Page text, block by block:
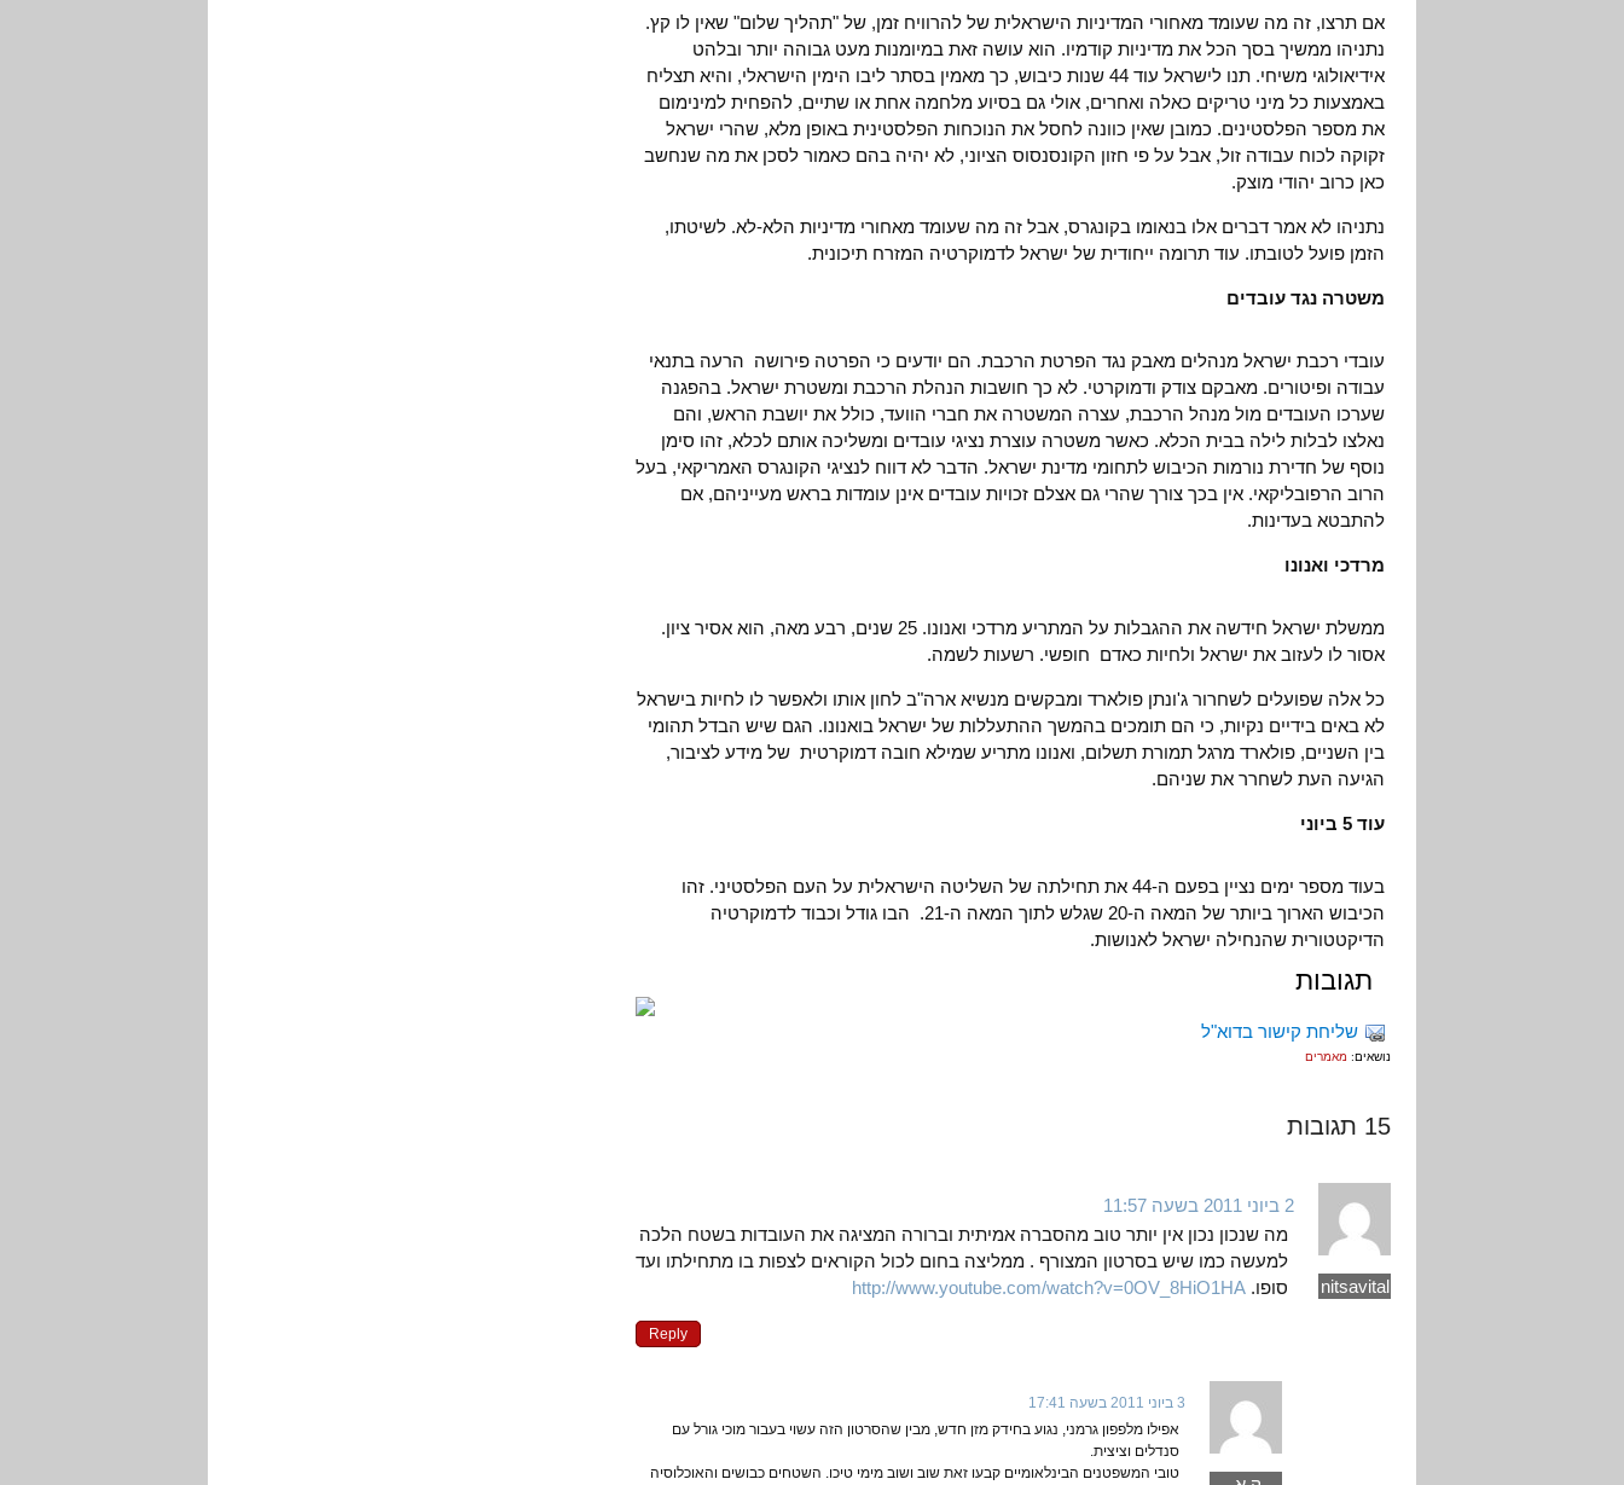
אם תרצו, זה מה שעומד מאחורי המדיניות הישראלית של להרוויח זמן, של "תהליך שלום" שאין לו קץ.
נתניהו ממשיך בסך הכל את מדיניות קודמיו. הוא עושה זאת במיומנות מעט גבוהה יותר ובלהט
אידיאולוגי משיחי. תנו לישראל עוד 44 שנות כיבוש, כך מאמין בסתר ליבו הימין הישראלי, והיא תצליח
באמצעות כל מיני טריקים כאלה ואחרים, אולי גם בסיוע מלחמה אחת או שתיים, להפחית למינימום
את מספר הפלסטינים. כמובן שאין כוונה לחסל את הנוכחות הפלסטינית באופן מלא, שהרי ישראל
זקוקה לכוח עבודה זול, אבל על פי חזון הקונסנסוס הציוני, לא יהיה בהם כאמור לסכן את מה שנחשב
כאן כרוב יהודי מוצק.
נתניהו לא אמר דברים אלו בנאומו בקונגרס, אבל זה מה שעומד מאחורי מדיניות הלא-לא. לשיטתו,
הזמן פועל לטובתו. עוד תרומה ייחודית של ישראל לדמוקרטיה המזרח תיכונית.
משטרה נגד עובדים
עובדי רכבת ישראל מנהלים מאבק נגד הפרטת הרכבת. הם יודעים כי הפרטה פירושה הרעה בתנאי
עבודה ופיטורים. מאבקם צודק ודמוקרטי. לא כך חושבות הנהלת הרכבת ומשטרת ישראל. בהפגנה
שערכו העובדים מול מנהל הרכבת, עצרה המשטרה את חברי הוועד, כולל את יושבת הראש, והם
נאלצו לבלות לילה בבית הכלא. כאשר משטרה עוצרת נציגי עובדים ומשליכה אותם לכלא, זהו סימן
נוסף של חדירת נורמות הכיבוש לתחומי מדינת ישראל. הדבר לא דווח לנציגי הקונגרס האמריקאי, בעל
הרוב הרפובליקאי. אין בכך צורך שהרי גם אצלם זכויות עובדים אינן עומדות בראש מעייניהם, אם
להתבטא בעדינות.
מרדכי ואנונו
ממשלת ישראל חידשה את ההגבלות על המתריע מרדכי ואנונו. 25 שנים, רבע מאה, הוא אסיר ציון.
אסור לו לעזוב את ישראל ולחיות כאדם חופשי. רשעות לשמה.
כל אלה שפועלים לשחרור ג'ונתן פולארד ומבקשים מנשיא ארה"ב לחון אותו ולאפשר לו לחיות בישראל
לא באים בידיים נקיות, כי הם תומכים בהמשך ההתעללות של ישראל בואנונו. הגם שיש הבדל תהומי
בין השניים, פולארד מרגל תמורת תשלום, ואנונו מתריע שמילא חובה דמוקרטית של מידע לציבור,
הגיעה העת לשחרר את שניהם.
עוד 5 ביוני
בעוד מספר ימים נציין בפעם ה-44 את תחילתה של השליטה הישראלית על העם הפלסטיני. זהו
הכיבוש הארוך ביותר של המאה ה-20 שגלש לתוך המאה ה-21. הבו גודל וכבוד לדמוקרטיה
הדיקטטורית שהנחילה ישראל לאנושות.
תגובות
שליחת קישור בדוא"ל
נושאים: מאמרים
15 תגובות
nitsavital
2 ביוני 2011 בשעה 11:57
מה שנכון נכון אין יותר טוב מהסברה אמיתית וברורה המציגה את העובדות בשטח הלכה
למעשה כמו שיש בסרטון המצורף . ממליצה בחום לכול הקוראים לצפות בו מתחילתו ועד
סופו. http://www.youtube.com/watch?v=0OV_8HiO1HA
Reply
3 ביוני 2011 בשעה 17:41
אפילו מלפפון גרמני, נגוע בחידק מזן חדש, מבין שהסרטון הזה עשוי בעבור מוכי גורל עם
סנדלים וציצית.
טובי המשפטנים הבינלאומיים קבעו זאת שוב ושוב מימי טיכו. השטחים כבושים והאוכלוסיה